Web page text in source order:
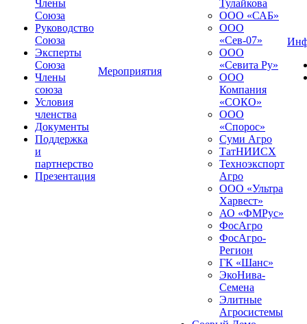
Члены
Союза
Руководство
Союза
Эксперты
Союза
Члены
союза
Условия
членства
Документы
Поддержка
и
партнерство
Презентация
Мероприятия
Тулайкова
ООО «САБ»
ООО
«Сев-07»
ООО
«Севита Ру»
ООО
Компания
«СОКО»
ООО
«Спорос»
Суми Агро
ТатНИИСХ
Техноэкспорт
Агро
ООО «Ультра
Харвест»
АО «ФМРус»
ФосАгро
ФосАгро-
Регион
ГК «Шанс»
ЭкоНива-
Семена
Элитные
Агросистемы